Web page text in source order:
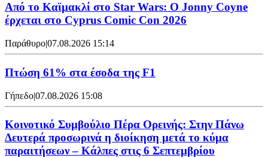
Από το Καϊμακλί στο Star Wars: Ο Jonny Coyne
έρχεται στο Cyprus Comic Con 2026
Παράθυρο|07.08.2026 15:14
Πτώση 61% στα έσοδα της F1
Γήπεδο|07.08.2026 15:08
Κοινοτικό Συμβούλιο Πέρα Ορεινής: Στην Πάνω
Δευτερά προσωρινά η διοίκηση μετά το κύμα
παραιτήσεων – Κάλπες στις 6 Σεπτεμβρίου